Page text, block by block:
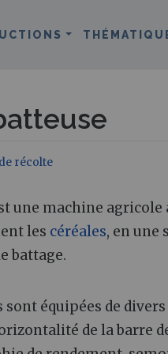
récolte
une machine
les céréales, en une
battage.
équipées de
de la barre